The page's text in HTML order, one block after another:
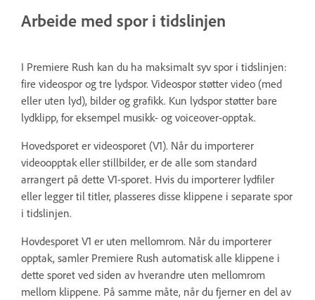
Arbeide med spor i tidslinjen
I Premiere Rush kan du ha maksimalt syv spor i tidslinjen:
fire videospor og tre lydspor. Videospor støtter video (med
eller uten lyd), bilder og grafikk. Kun lydspor støtter bare
lydklipp, for eksempel musikk- og voiceover-opptak.
Hovedsporet er videosporet (V1). Når du importerer
videoopptak eller stillbilder, er de alle som standard
arrangert på dette V1-sporet. Hvis du importerer lydfiler
eller legger til titler, plasseres disse klippene i separate spor
i tidslinjen.
Hovdesporet V1 er uten mellomrom. Når du importerer
opptak, samler Premiere Rush automatisk alle klippene i
dette sporet ved siden av hverandre uten mellomrom
mellom klippene. På samme måte, når du fjerner en del av